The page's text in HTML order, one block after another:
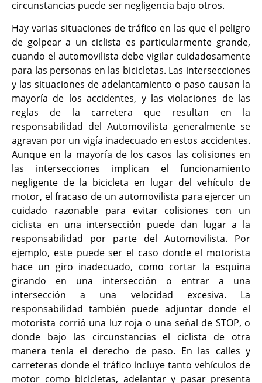
circunstancias puede ser negligencia bajo otros.
Hay varias situaciones de tráfico en las que el peligro
de golpear a un ciclista es particularmente grande,
cuando el automovilista debe vigilar cuidadosamente
para las personas en las bicicletas. Las intersecciones
y las situaciones de adelantamiento o paso causan la
mayoría de los accidentes, y las violaciones de las
reglas de la carretera que resultan en la
responsabilidad del Automovilista generalmente se
agravan por un vigía inadecuado en estos accidentes.
Aunque en la mayoría de los casos las colisiones en
las intersecciones implican el funcionamiento
negligente de la bicicleta en lugar del vehículo de
motor, el fracaso de un automovilista para ejercer un
cuidado razonable para evitar colisiones con un
ciclista en una intersección puede dan lugar a la
responsabilidad por parte del Automovilista. Por
ejemplo, este puede ser el caso donde el motorista
hace un giro inadecuado, como cortar la esquina
girando en una intersección o entrar a una
intersección a una velocidad excesiva. La
responsabilidad también puede adjuntar donde el
motorista corrió una luz roja o una señal de STOP, o
donde bajo las circunstancias el ciclista de otra
manera tenía el derecho de paso. En las calles y
carreteras donde el tráfico incluye tanto vehículos de
motor como bicicletas, adelantar y pasar presenta